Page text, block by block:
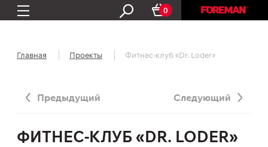
0
Главная Проекты Фитнес-клуб «Dr. Loder»
Предыдущий Следующий
ФИТНЕС-КЛУБ «DR. LODER»